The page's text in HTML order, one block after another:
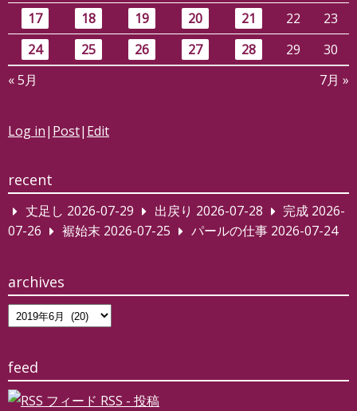
17
18 19 20 21 22
23
24
25 26 27 28 29
30
« 5月
7月 »
Log in| Post| Edit
recent
丈足し 2026-07-29 出戻り 2026-07-28 完成 2026-
07-26
裾始末 2026-07-25 パールの仕事 2026-07-24
archives
archives
feed
RSS - 投稿